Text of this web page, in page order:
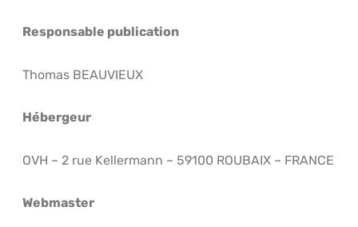
Responsable publication
Thomas BEAUVIEUX
Hébergeur
OVH – 2 rue Kellermann – 59100 ROUBAIX – FRANCE
Webmaster